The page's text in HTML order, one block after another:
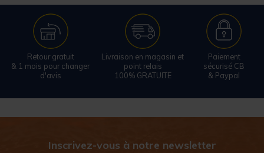
Retour gratuit
& 1 mois pour changer
d'avis
Livraison en magasin et
point relais
100% GRATUITE
Paiement
sécurisé CB
& Paypal
Inscrivez-vous à notre newsletter